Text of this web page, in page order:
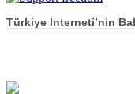
Türkiye İnterneti’nin